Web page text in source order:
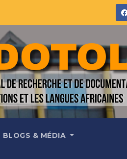
BLOGS & MÉDIA